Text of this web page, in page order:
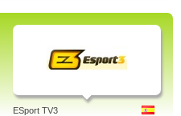
ESport TV3